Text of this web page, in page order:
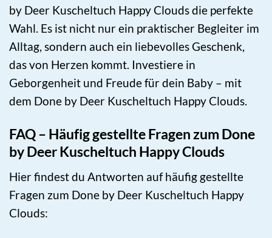
by Deer Kuscheltuch Happy Clouds die perfekte
Wahl. Es ist nicht nur ein praktischer Begleiter im
Alltag, sondern auch ein liebevolles Geschenk,
das von Herzen kommt. Investiere in
Geborgenheit und Freude für dein Baby – mit
dem Done by Deer Kuscheltuch Happy Clouds.
FAQ – Häufig gestellte Fragen zum Done
by Deer Kuscheltuch Happy Clouds
Hier findest du Antworten auf häufig gestellte
Fragen zum Done by Deer Kuscheltuch Happy
Clouds: